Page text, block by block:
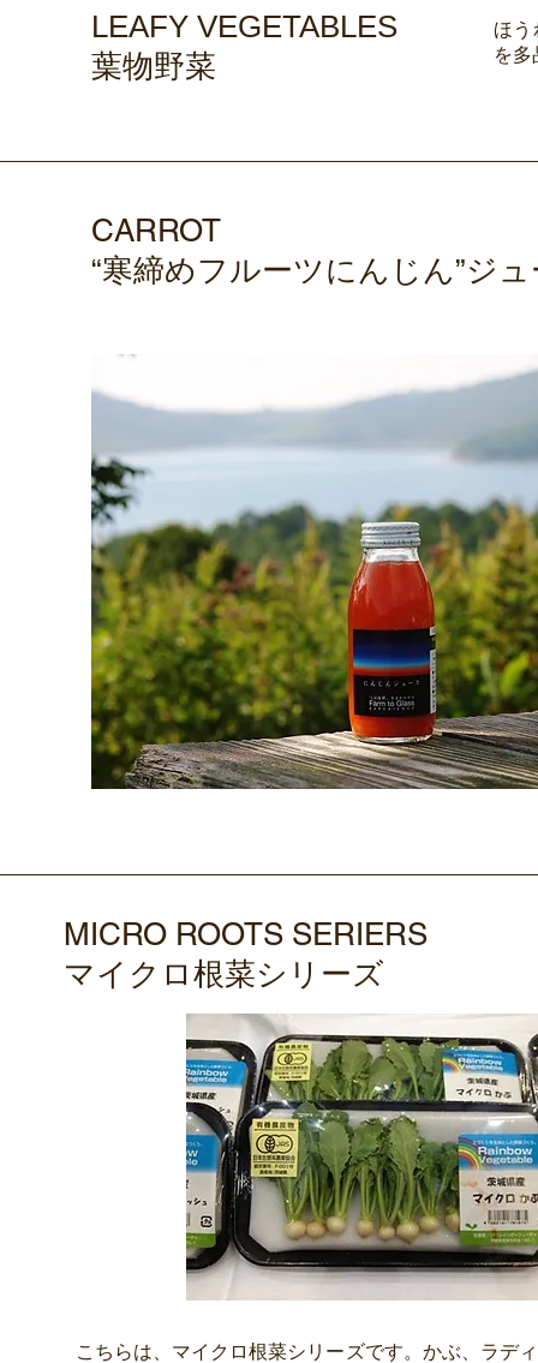
LEAFY VEGETABLES
葉物野菜
ほ
を多
CARROT
“寒締めフルーツにんじん”ジ
MICRO ROOTS SERIERS
マイクロ根菜シリーズ
こちらは、マイクロ根菜シリーズです。かぶ、ラデ